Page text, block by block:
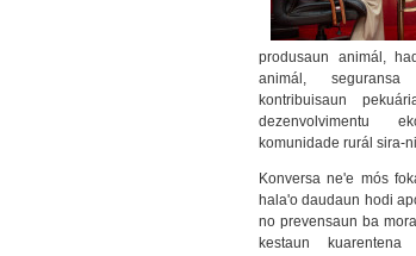
produsaun animál,
animál,
kontribuisaun
dezenvolvimentu
komunidade rurál sira-
Konversa ne'e mós
hala'o daudaun hodi
no prevensaun ba
kestaun